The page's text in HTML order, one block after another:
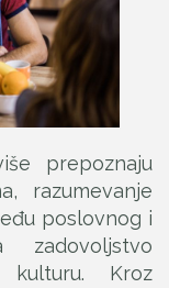
prepoznaju
razumevanje
poslovnog i
Kroz